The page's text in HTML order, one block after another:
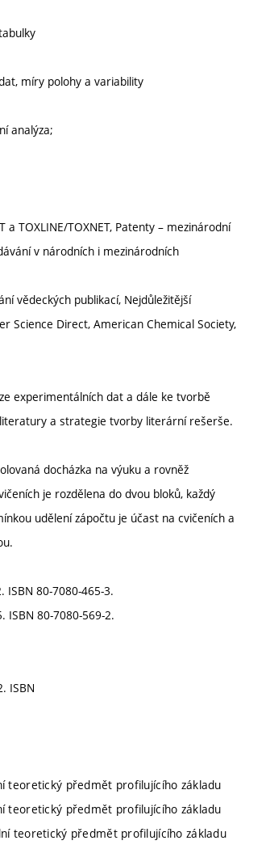
míry polohy a variability
analýza;
TOXLINE/TOXNET, Patenty – mezinárodní
v národních i mezinárodních
vědeckých publikací, Nejdůležitější
Science Direct, American Chemical Society,
experimentálních dat a dále ke tvorbě
a strategie tvorby literární rešerše.
docházka na výuku a rovněž
je rozdělena do dvou bloků, každý
udělení zápočtu je účast na cvičeních a
ISBN 80-7080-465-3.
ISBN 80-7080-569-2.
ISBN
teoretický předmět profilujícího základu
teoretický předmět profilujícího základu
teoretický předmět profilujícího základu